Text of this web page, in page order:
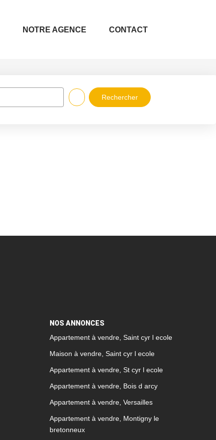
NOTRE AGENCE CONTACT
NOS ANNONCES
Appartement à vendre, Saint cyr l ecole
Maison à vendre, Saint cyr l ecole
Appartement à vendre, St cyr l ecole
Appartement à vendre, Bois d arcy
Appartement à vendre, Versailles
Appartement à vendre, Montigny le
bretonneux